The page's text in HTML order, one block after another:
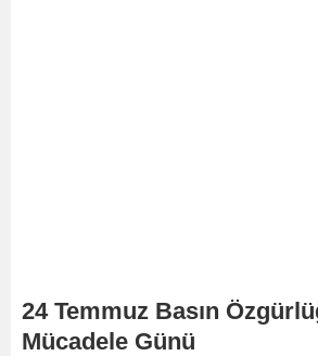
24 Temmuz Basın
Mücadele Günü